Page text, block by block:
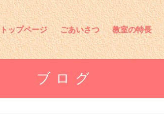
トップページ ごあいさつ 教室の特長
ブログ